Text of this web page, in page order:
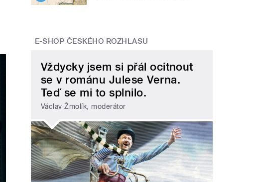
E-SHOP ČESKÉHO ROZHLASU
Vždycky jsem si přál ocitnout
se v románu Julese Verna.
Teď se mi to splnilo.
Václav Žmolík, moderátor